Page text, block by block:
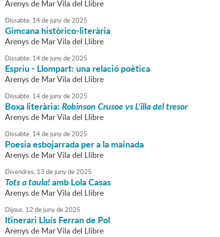
Arenys de Mar Vila del Llibre
Dissabte, 14de junyde2025
Gimcana històrico-literària
Arenys de Mar Vila del Llibre
Dissabte, 14de junyde2025
Espriu - Llompart: una relació poètica
Arenys de Mar Vila del Llibre
Dissabte, 14de junyde2025
Boxa literària:Robinson Crusoe vs L'illa del tresor
Arenys de Mar Vila del Llibre
Dissabte, 14de junyde2025
Poesia esbojarrada per a la mainada
Arenys de Mar Vila del Llibre
Divendres, 13 de junyde2025
Tots a taula!amb Lola Casas
Arenys de Mar Vila del Llibre
Dijous, 12 de junyde2025
Itinerari Lluís Ferran de Pol
Arenys de Mar Vila del Llibre